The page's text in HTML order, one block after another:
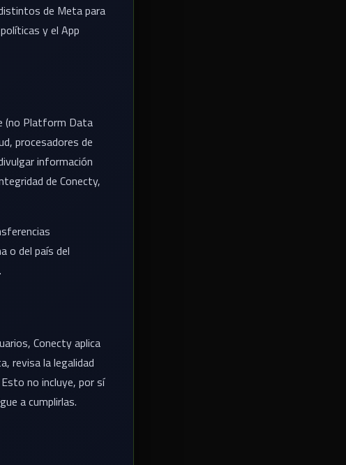
de Meta para
y el App
(no Platform Data
procesadores de
información
de Conecty,
o del país del
Conecty aplica
revisa la legalidad
no incluye, por sí
a cumplirlas.